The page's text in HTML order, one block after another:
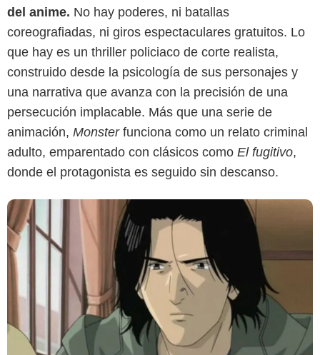
del anime. No hay poderes, ni batallas
coreografiadas, ni giros espectaculares gratuitos. Lo
que hay es un thriller policiaco de corte realista,
construido desde la psicología de sus personajes y
una narrativa que avanza con la precisión de una
persecución implacable. Más que una serie de
animación, Monster funciona como un relato criminal
adulto, emparentado con clásicos como El fugitivo,
donde el protagonista es seguido sin descanso.
Netflix